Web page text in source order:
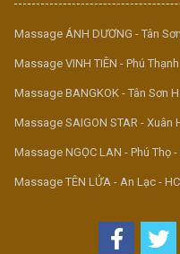
Massage ÁNH DƯƠNG - Tân
Massage VINH TIÊN - Phú
Massage BANGKOK - Tân Sơn
Massage SAIGON STAR - Xuân
Massage NGỌC LAN - Phú Thọ -
Massage TÊN LỬA - An Lạc -